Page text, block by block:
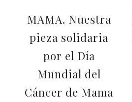
MAMA. Nuestra
pieza solidaria
por el Día
Mundial del
Cáncer de Mama